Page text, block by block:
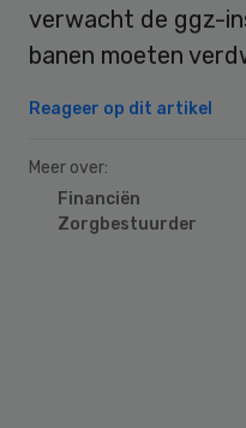
verwacht de ggz-
banen moeten
Reageer op dit artikel
Meer over:
Financiën
Zorgbestuurder